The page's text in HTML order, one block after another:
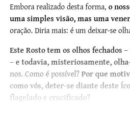
Embora realizado desta forma, o
uma simples visão, mas uma
oração. Diria mais: é um deixar-se
Este Rosto tem os olhos fechados
– e todavia, misteriosamente,
nos. Como é possível?Por que
como vós, deter-se diante deste
flagelado e crucificado?